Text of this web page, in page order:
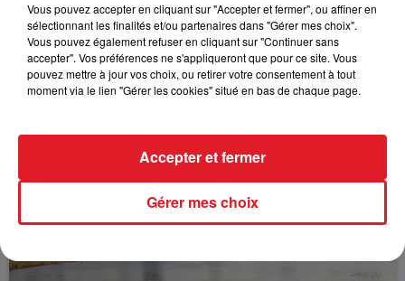
BÉTHUNE: ENQUÊTE POUR HOMICIDE
VOLONTAIRE EN COURS, APRÈS LA...
à des prostituées
Vous pouvez accepter en cliquant sur "Accepter et fermer", ou affiner en
sélectionnant les finalités et/ou partenaires dans "Gérer mes choix".
Vous pouvez également refuser en cliquant sur "Continuer sans
accepter". Vos préférences ne s'appliqueront que pour ce site. Vous
pouvez mettre à jour vos choix, ou retirer votre consentement à tout
moment via le lien "Gérer les cookies" situé en bas de chaque page.
Gérer mes choix
Accepter et fermer